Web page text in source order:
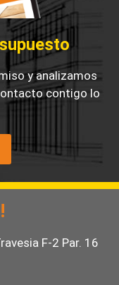
y analizamos
contigo lo
F-2 Par. 16